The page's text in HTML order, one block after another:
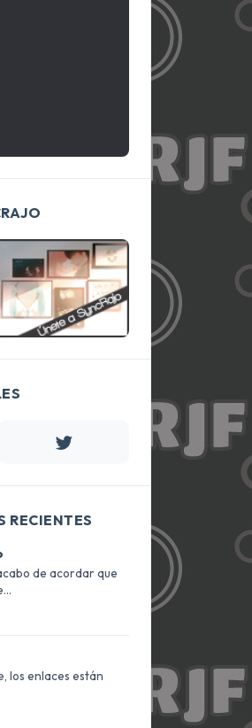
RECIENTES
de acordar que
los enlaces están